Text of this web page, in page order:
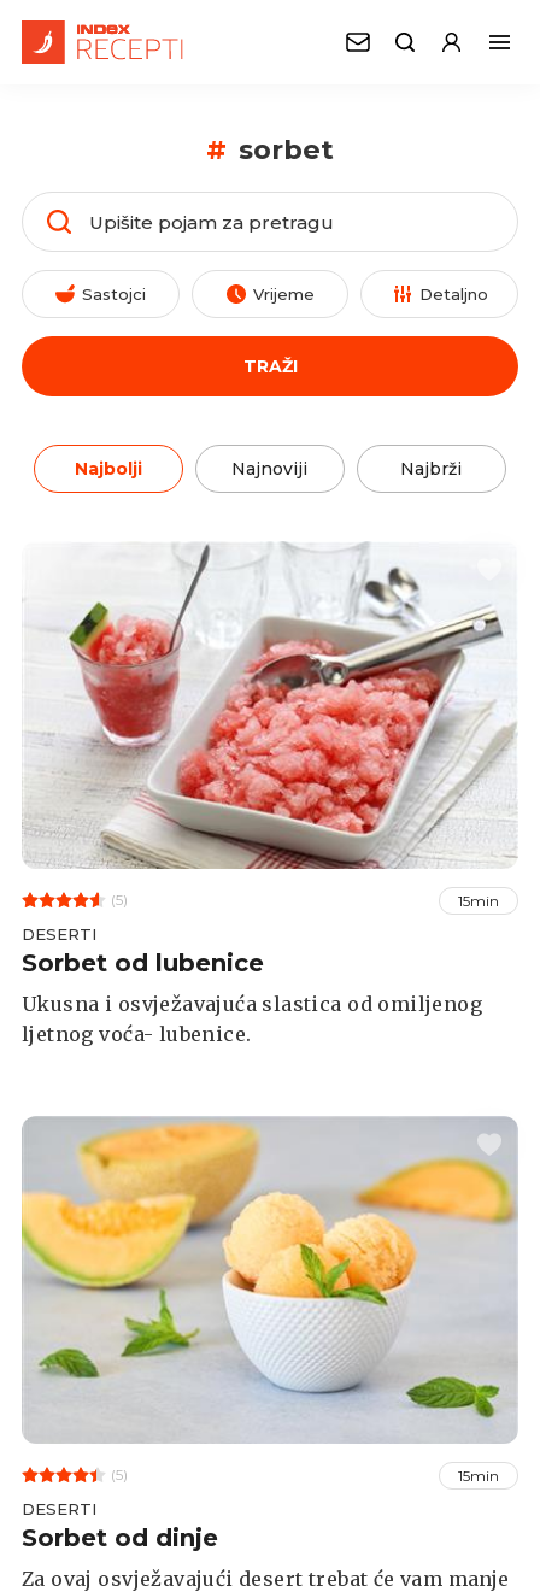
# sorbet
Sastojci Vrijeme Detaljno
TRAŽI
Najbolji Najnoviji Najbrži
(5) 15min
DESERTI
Sorbet od lubenice
Ukusna i osvježavajuća slastica od omiljenog
ljetnog voća- lubenice.
(5) 15min
DESERTI
Sorbet od dinje
Za ovaj osvježavajući desert trebat će vam manje